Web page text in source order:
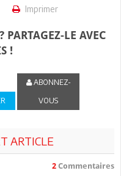
Imprimer
PARTAGEZ-LE AVEC
!
ABONNEZ-
VOUS
ARTICLE
2 Commentaires